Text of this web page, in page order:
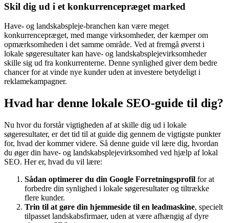
Skil dig ud i et konkurrencepræget marked
Have- og landskabspleje-branchen kan være meget
konkurrencepræget, med mange virksomheder, der kæmper om
opmærksomheden i det samme område. Ved at fremgå øverst i
lokale søgeresultater kan have- og landskabsplejevirksomheder
skille sig ud fra konkurrenterne. Denne synlighed giver dem bedre
chancer for at vinde nye kunder uden at investere betydeligt i
reklamekampagner.
Hvad har denne lokale SEO-guide til dig?
Nu hvor du forstår vigtigheden af at skille dig ud i lokale
søgeresultater, er det tid til at guide dig gennem de vigtigste punkter
for, hvad der kommer videre. Så denne guide vil lære dig, hvordan
du øger din have- og landskabsplejevirksomhed ved hjælp af lokal
SEO. Her er, hvad du vil lære:
Sådan optimerer du din Google Forretningsprofil for at
forbedre din synlighed i lokale søgeresultater og tiltrække
flere kunder.
Trin til at gøre din hjemmeside til en leadmaskine, specielt
tilpasset landskabsfirmaer, uden at være afhængig af dyre